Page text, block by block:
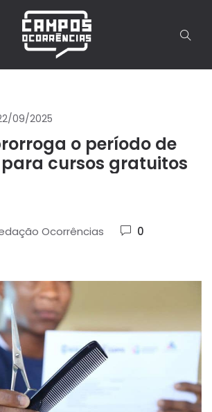
09/2025
o período de
cursos gratuitos
Ocorrências 0